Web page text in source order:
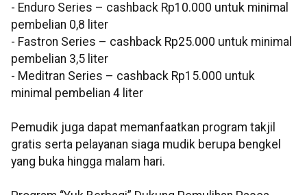
- Enduro Series – cashback Rp10.000 untuk minimal
pembelian 0,8 liter
- Fastron Series – cashback Rp25.000 untuk minimal
pembelian 3,5 liter
- Meditran Series – cashback Rp15.000 untuk
minimal pembelian 4 liter
Pemudik juga dapat memanfaatkan program takjil
gratis serta pelayanan siaga mudik berupa bengkel
yang buka hingga malam hari.